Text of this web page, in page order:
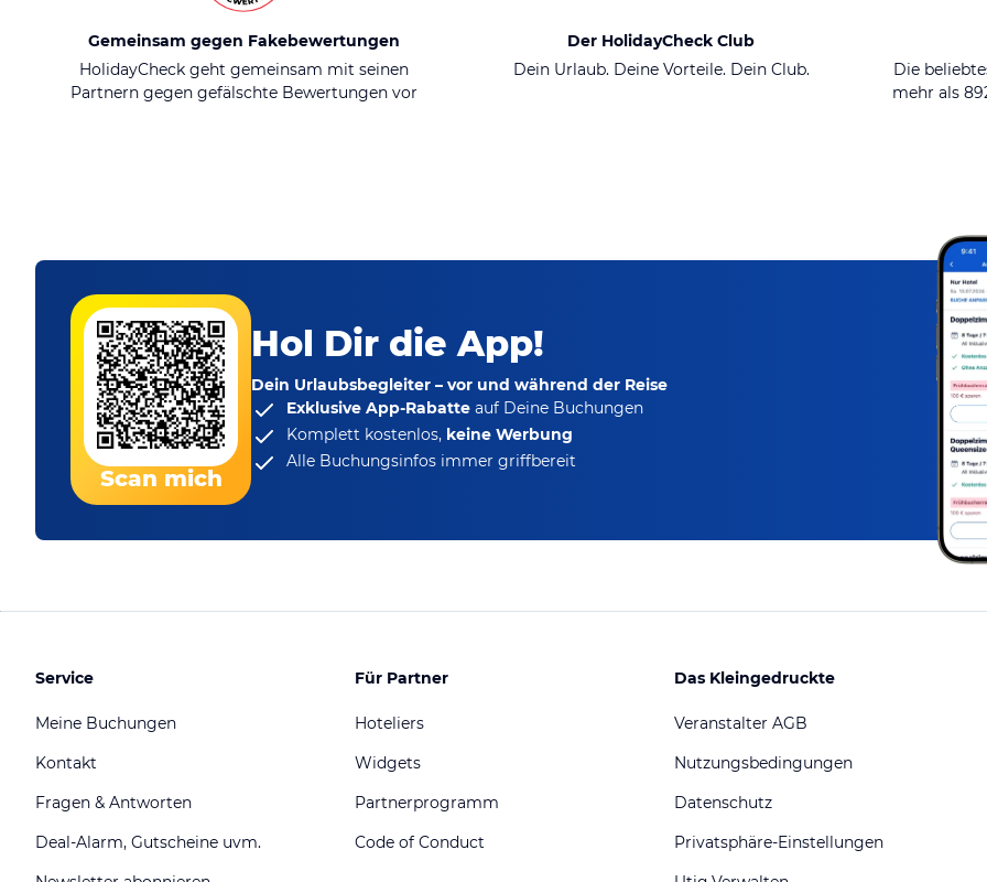
Gemeinsam gegen Fakebewertungen
HolidayCheck geht gemeinsam mit seinen
Partnern gegen gefälschte Bewertungen vor
Der HolidayCheck Club
Dein Urlaub. Deine Vorteile. Dein Club.
Die
mehr als
Scan mich
Hol Dir die App!
Dein Urlaubsbegleiter – vor und während der Reise
Exklusive App-Rabatte auf Deine Buchungen
Komplett kostenlos, keine Werbung
Alle Buchungsinfos immer griffbereit
Service
Meine Buchungen
Kontakt
Fragen & Antworten
Deal-Alarm, Gutscheine uvm.
Für Partner
Hoteliers
Widgets
Partnerprogramm
Code of Conduct
Das Kleingedruckte
Veranstalter AGB
Nutzungsbedingungen
Datenschutz
Privatsphäre-Einstellungen